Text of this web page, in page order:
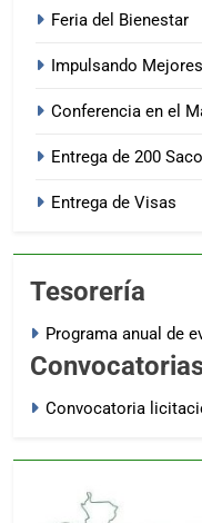
Feria del Bienestar
Impulsando
Conferencia en el
Entrega de 200
Entrega de Visas
Tesorería
Programa anual de
Convocatoria